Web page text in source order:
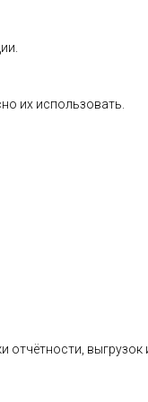
их использовать.
выгрузок